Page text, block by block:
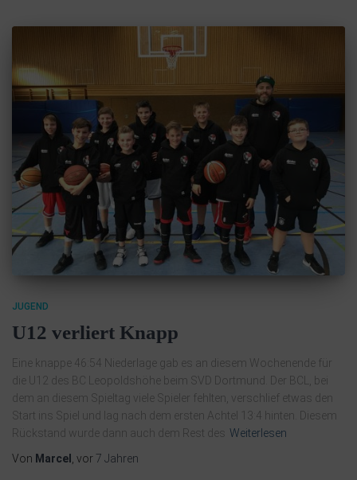
JUGEND
U12 verliert Knapp
Eine knappe 46:54 Niederlage gab es an diesem Wochenende für
die U12 des BC Leopoldshöhe beim SVD Dortmund. Der BCL, bei
dem an diesem Spieltag viele Spieler fehlten, verschlief etwas den
Start ins Spiel und lag nach dem ersten Achtel 13:4 hinten. Diesem
Rückstand wurde dann auch dem Rest des Weiterlesen
Von Marcel , vor 7 Jahren